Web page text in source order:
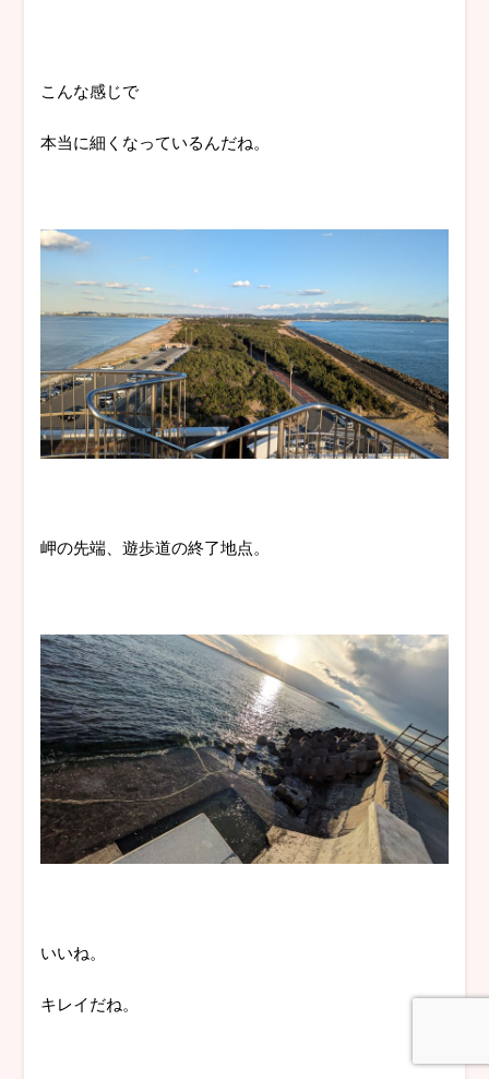
こんな感じで
本当に細くなっているんだね。
岬の先端、遊歩道の終了地点。
いいね。
キレイだね。